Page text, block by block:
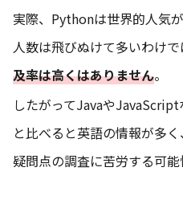
実際、Pythonは世界的人気
人数は飛びぬけて多いわけで
及率は高くはありません。
したがってJavaや
と比べると英語の情報が多
疑問点の調査に苦労する可能